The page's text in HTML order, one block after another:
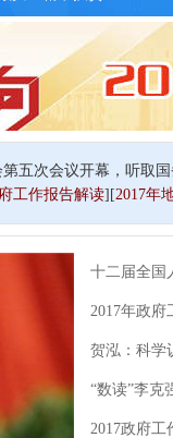
五次会议开幕，听取
工作报告解读][2017年
十二届全国
2017年政府
贺泓：科学
“数读”李克
2017政府